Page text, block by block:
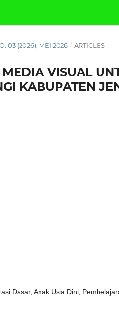
03 (2026): MEI 2026 / ARTICLES
VISUAL
KABUPATEN
Dasar, Anak Usia Dini,